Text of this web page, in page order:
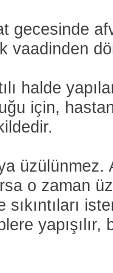
gecesinde
vaadinden
halde
için,
o zaman